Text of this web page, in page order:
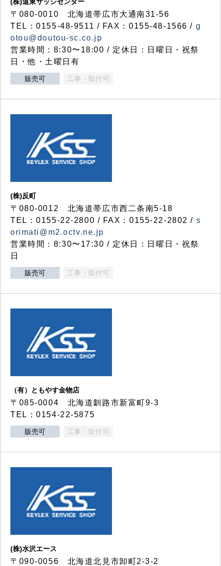
〒080-0010 北海道帯広市大通南31-56
TEL：0155-48-9511 / FAX：0155-48-1566 / g
otou@doutou-sc.co.jp
営業時間：8:30〜18:00 / 定休日：日曜日・祝祭
日・他・土曜日有
販売可 工事・取付可
(株)反町
〒080-0012 北海道帯広市西二条南5-18
TEL：0155-22-2800 / FAX：0155-22-2802 / s
orimati@m2.octv.ne.jp
営業時間：8:30〜17:30 / 定休日：日曜日・祝祭
日
販売可 工事・取付可
（有）ともやす金物店
〒085-0004 北海道釧路市新富町9-3
TEL：0154-22-5875
販売可 工事・取付可
(株)水沢エース
〒090-0056 北海道北見市卸町2-3-2